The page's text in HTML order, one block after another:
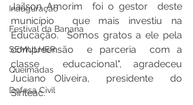
Inauguração
Festival da Banana
SEMULHER
Queimadas
Defesa Civil
Jailson Amorim  foi o gestor  deste
município  que mais investiu na
Educação.  Somos gratos a ele pela
compreensão  e parceria  com a
classe  educacional", agradeceu
Juciano Oliveira,  presidente  do
Sinteac.